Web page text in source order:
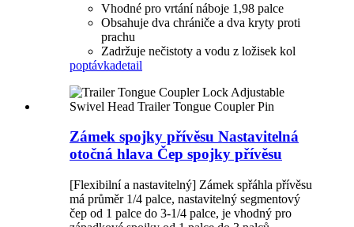
Vhodné pro vrtání náboje 1,98 palce
Obsahuje dva chrániče a dva kryty proti
prachu
Zadržuje nečistoty a vodu z ložisek kol
poptávkadetail
Zámek spojky přívěsu Nastavitelná
otočná hlava Čep spojky přívěsu
[Flexibilní a nastavitelný] Zámek spřáhla přívěsu
má průměr 1/4 palce, nastavitelný segmentový
čep od 1 palce do 3-1/4 palce, je vhodný pro